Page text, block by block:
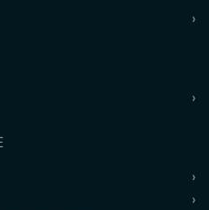
›
›
›
›